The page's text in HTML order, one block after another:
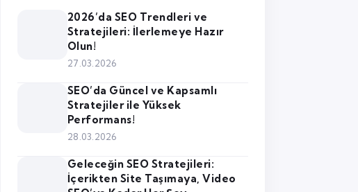
2026’da SEO Trendleri ve
Stratejileri: İlerlemeye Hazır
Olun!
27.03.2026
SEO’da Güncel ve Kapsamlı
Stratejiler ile Yüksek
Performans!
28.03.2026
Geleceğin SEO Stratejileri:
İçerikten Site Taşımaya, Video